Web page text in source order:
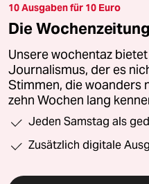
10 Ausgaben für 10 Euro
Die
Unsere wochentaz
Journalismus, der es
Stimmen, die woanders
zehn Wochen lang
Jeden Samstag als
Zusätzlich digitale